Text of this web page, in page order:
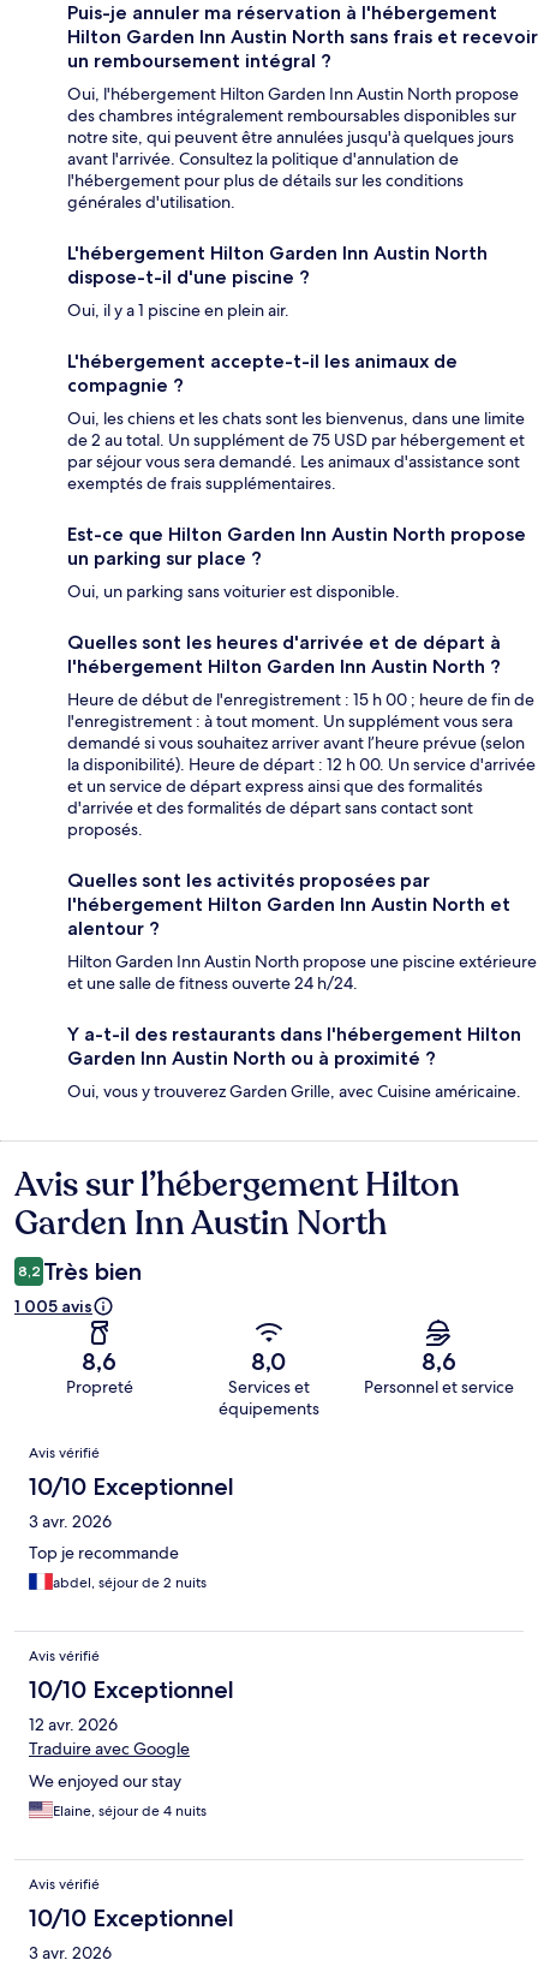
Puis-je annuler ma réservation à l'hébergement
Hilton Garden Inn Austin North sans frais et recevoir
un remboursement intégral ?
Oui, l'hébergement Hilton Garden Inn Austin North propose
des chambres intégralement remboursables disponibles sur
notre site, qui peuvent être annulées jusqu'à quelques jours
avant l'arrivée. Consultez la politique d'annulation de
l'hébergement pour plus de détails sur les conditions
générales d'utilisation.
L'hébergement Hilton Garden Inn Austin North
dispose-t-il d'une piscine ?
Oui, il y a 1 piscine en plein air.
L'hébergement accepte-t-il les animaux de
compagnie ?
Oui, les chiens et les chats sont les bienvenus, dans une limite
de 2 au total. Un supplément de 75 USD par hébergement et
par séjour vous sera demandé. Les animaux d'assistance sont
exemptés de frais supplémentaires.
Est-ce que Hilton Garden Inn Austin North propose
un parking sur place ?
Oui, un parking sans voiturier est disponible.
Quelles sont les heures d'arrivée et de départ à
l'hébergement Hilton Garden Inn Austin North ?
Heure de début de l'enregistrement : 15 h 00 ; heure de fin de
l'enregistrement : à tout moment. Un supplément vous sera
demandé si vous souhaitez arriver avant l’heure prévue (selon
la disponibilité). Heure de départ : 12 h 00. Un service d'arrivée
et un service de départ express ainsi que des formalités
d'arrivée et des formalités de départ sans contact sont
proposés.
Quelles sont les activités proposées par
l'hébergement Hilton Garden Inn Austin North et
alentour ?
Hilton Garden Inn Austin North propose une piscine extérieure
et une salle de fitness ouverte 24 h/24.
Y a-t-il des restaurants dans l'hébergement Hilton
Garden Inn Austin North ou à proximité ?
Oui, vous y trouverez Garden Grille, avec Cuisine américaine.
Avis
Avis sur l’hébergement Hilton
Garden Inn Austin North
8,2 Très bien
1 005 avis
8,6
Propreté
8,0
Services et
équipements
8,6
Personnel et service
Avis
Avis vérifié
10/10 Exceptionnel
3 avr. 2026
Top je recommande
abdel, séjour de 2 nuits
Avis vérifié
10/10 Exceptionnel
12 avr. 2026
Traduire avec Google
We enjoyed our stay
Elaine, séjour de 4 nuits
Avis vérifié
10/10 Exceptionnel
3 avr. 2026